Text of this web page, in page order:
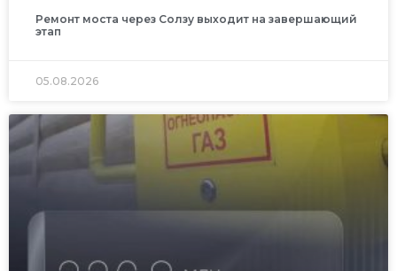
Ремонт моста через Солзу выходит на завершающий
этап
05.08.2026